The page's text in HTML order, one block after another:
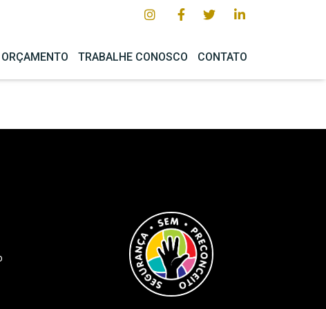
ORÇAMENTO TRABALHE CONOSCO CONTATO